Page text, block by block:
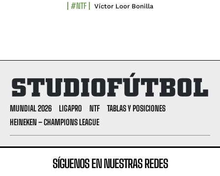
#NTF Víctor Loor Bonilla
MUNDIAL 2026 LIGAPRO NTF
TABLAS Y POSICIONES
HEINEKEN – CHAMPIONS LEAGUE
SÍGUENOS EN NUESTRAS REDES